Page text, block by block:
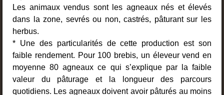
Les animaux vendus sont les agneaux nés et élevés
dans la zone, sevrés ou non, castrés, pâturant sur les
herbus.
* Une des particularités de cette production est son
faible rendement. Pour 100 brebis, un éleveur vend en
moyenne 80 agneaux ce qui s’explique par la faible
valeur du pâturage et la longueur des parcours
quotidiens. Les agneaux doivent avoir pâturés au moins